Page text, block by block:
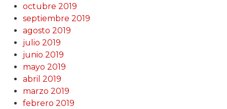
octubre 2019
septiembre 2019
agosto 2019
julio 2019
junio 2019
mayo 2019
abril 2019
marzo 2019
febrero 2019